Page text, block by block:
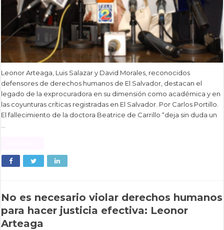
Leonor Arteaga, Luis Salazar y David Morales, reconocidos
defensores de derechos humanos de El Salvador, destacan el
legado de la exprocuradora en su dimensión como académica y en
las coyunturas críticas registradas en El Salvador. Por Carlos Portillo.
El fallecimiento de la doctora Beatrice de Carrillo “deja sin duda un
No es necesario violar derechos humanos
para hacer justicia efectiva: Leonor
Arteaga